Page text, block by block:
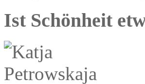
Ist Schönheit